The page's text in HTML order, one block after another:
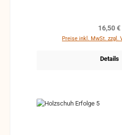
16,50 €
Preise inkl. MwSt. zzgl.
Details